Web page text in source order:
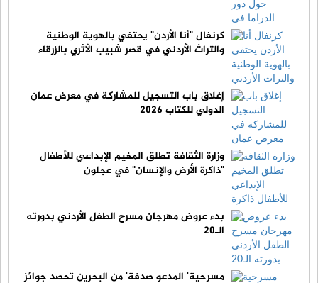
كرنفال "أنا الأردن" يحتفي بالهوية الوطنية
والتراث الأردني في قصر شبيب الأثري بالزرقاء
إغلاق باب التسجيل للمشاركة في معرض عمان
الدولي للكتاب 2026
وزارة الثقافة تطلق المخيم الإبداعي للأطفال
"ذاكرة الأرض والإنسان" في عجلون
بدء عروض مهرجان مسرح الطفل الأردني بدورته
الـ20
مسرحية' المدعو صدفة' من البحرين تحصد جوائز